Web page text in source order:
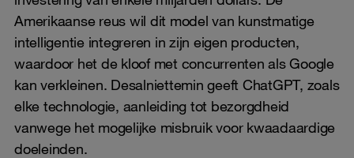
Amerikaanse reus wil dit model van kunstmatige
intelligentie integreren in zijn eigen producten,
waardoor het de kloof met concurrenten als Google
kan verkleinen. Desalniettemin geeft ChatGPT, zoals
elke technologie, aanleiding tot bezorgdheid
vanwege het mogelijke misbruik voor kwaadaardige
doeleinden.